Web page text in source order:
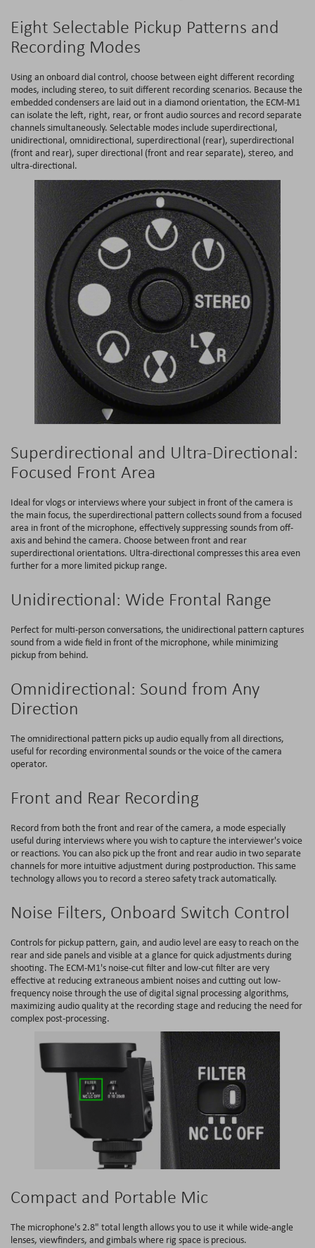
Eight Selectable Pickup Patterns and
Recording Modes
Using an onboard dial control, choose between eight different recording
modes, including stereo, to suit different recording scenarios. Because the
embedded condensers are laid out in a diamond orientation, the ECM-M1
can isolate the left, right, rear, or front audio sources and record separate
channels simultaneously. Selectable modes include superdirectional,
unidirectional, omnidirectional, superdirectional (rear), superdirectional
(front and rear), super directional (front and rear separate), stereo, and
ultra-directional.
Superdirectional and Ultra-Directional:
Focused Front Area
Ideal for vlogs or interviews where your subject in front of the camera is
the main focus, the superdirectional pattern collects sound from a focused
area in front of the microphone, effectively suppressing sounds from off-
axis and behind the camera. Choose between front and rear
superdirectional orientations. Ultra-directional compresses this area even
further for a more limited pickup range.
Unidirectional: Wide Frontal Range
Perfect for multi-person conversations, the unidirectional pattern captures
sound from a wide field in front of the microphone, while minimizing
pickup from behind.
Omnidirectional: Sound from Any
Direction
The omnidirectional pattern picks up audio equally from all directions,
useful for recording environmental sounds or the voice of the camera
operator.
Front and Rear Recording
Record from both the front and rear of the camera, a mode especially
useful during interviews where you wish to capture the interviewer's voice
or reactions. You can also pick up the front and rear audio in two separate
channels for more intuitive adjustment during postproduction. This same
technology allows you to record a stereo safety track automatically.
Noise Filters, Onboard Switch Control
Controls for pickup pattern, gain, and audio level are easy to reach on the
rear and side panels and visible at a glance for quick adjustments during
shooting. The ECM-M1's noise-cut filter and low-cut filter are very
effective at reducing extraneous ambient noises and cutting out low-
frequency noise through the use of digital signal processing algorithms,
maximizing audio quality at the recording stage and reducing the need for
complex post-processing.
Compact and Portable Mic
The microphone's 2.8" total length allows you to use it while wide-angle
lenses, viewfinders, and gimbals where rig space is precious.